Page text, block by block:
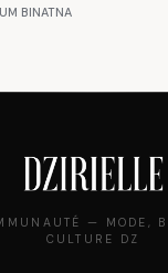
pièce mode de l'été
BINATNA
— MODE,
CULTURE DZ